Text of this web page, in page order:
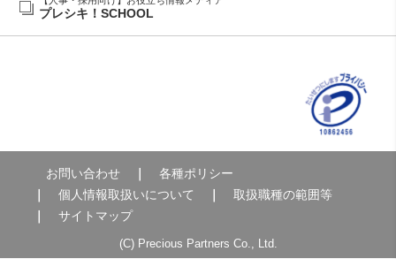
プレシキ！SCHOOL
お問い合わせ
各種ポリシー
個人情報取扱いについて
取扱職種の範囲等
サイトマップ
(C) Precious Partners Co., Ltd.